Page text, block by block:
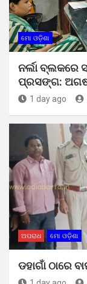
ମୋ ଓଡ଼ିଶା
ନର୍ଲା ବ୍ଲକରେ
ପ୍ରସଙ୍ଗ:
1 day ago
ଅପରାଧ ମୋ ଓଡ଼ିଶା
ଡହାଗାଁ ଠାରେ